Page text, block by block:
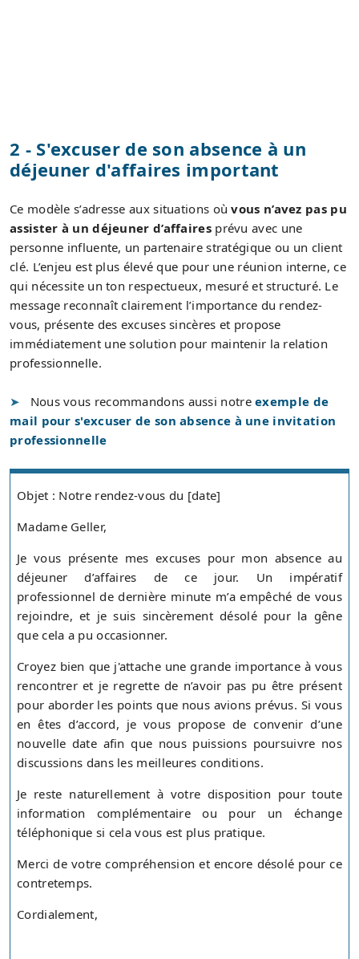
2 - S'excuser de son absence à un
déjeuner d'affaires important
Ce modèle s’adresse aux situations oùvous n’avez pas pu
assister à un déjeuner d’affairesprévu avec une
personne influente, un partenaire stratégique ou un client
clé. L’enjeu est plus élevé que pour une réunion interne, ce
qui nécessite un ton respectueux, mesuré et structuré. Le
message reconnaît clairement l’importance du rendez-
vous, présente des excuses sincères et propose
immédiatement une solution pour maintenir la relation
professionnelle.
Nous vous recommandons aussi notreexemple de
mail pour s'excuser de son absence à une invitation
professionnelle
Objet : Notre rendez-vous du [date]
Madame Geller,
Je vous présente mes excuses pour mon absence au
déjeuner d’affaires de ce jour. Un impératif
professionnel de dernière minute m’a empêché de vous
rejoindre, et je suis sincèrement désolé pour la gêne
que cela a pu occasionner.
Croyez bien que j'attache une grande importance à vous
rencontrer et je regrette de n’avoir pas pu être présent
pour aborder les points que nous avions prévus. Si vous
en êtes d’accord, je vous propose de convenir d’une
nouvelle date afin que nous puissions poursuivre nos
discussions dans les meilleures conditions.
Je reste naturellement à votre disposition pour toute
information complémentaire ou pour un échange
téléphonique si cela vous est plus pratique.
Merci de votre compréhension et encore désolé pour ce
contretemps.
Cordialement,